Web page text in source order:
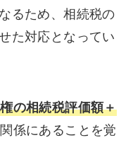
るため、相続税の
た対応となってい
の相続税評価額＋
係にあることを覚